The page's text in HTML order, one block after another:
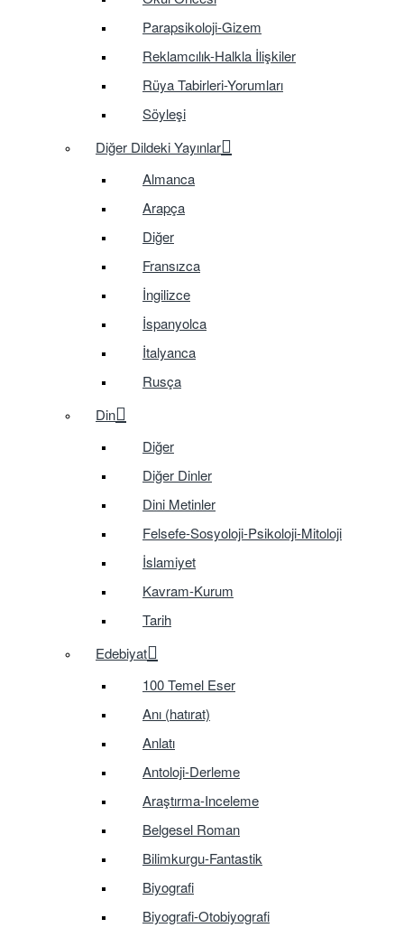
Parapsikoloji-Gizem
Reklamcılık-Halkla İlişkiler
Rüya Tabirleri-Yorumları
Söyleşi
Diğer Dildeki Yayınlar
Almanca
Arapça
Diğer
Fransızca
İngilizce
İspanyolca
İtalyanca
Rusça
Din
Diğer
Diğer Dinler
Dini Metinler
Felsefe-Sosyoloji-Psikoloji-Mitoloji
İslamiyet
Kavram-Kurum
Tarih
Edebiyat
100 Temel Eser
Anı (hatırat)
Anlatı
Antoloji-Derleme
Araştırma-Inceleme
Belgesel Roman
Bilimkurgu-Fantastik
Biyografi
Biyografi-Otobiyografi